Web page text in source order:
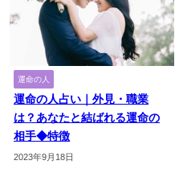
運命の人
運命の人占い｜外見・職業
は？あなたと結ばれる運命の
相手◆特徴
2023年9月18日